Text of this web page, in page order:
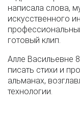
написала слова,
искусственного
готовый клип.
Алле Васильевне
писать стихи и
альманах,
технологии.